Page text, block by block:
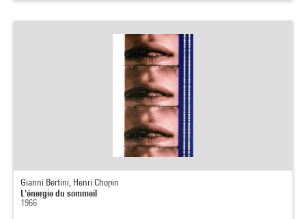
Gianni Bertini, Henri Chopin
L'énergie du sommeil
1966